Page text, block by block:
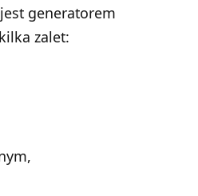
generatorem
zalet: